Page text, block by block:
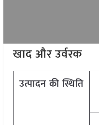
खाद और उर्वरक
उत्पादन की स्थिति